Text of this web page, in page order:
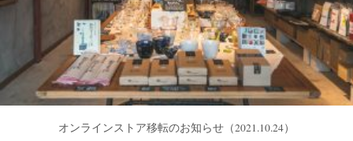
オンラインストア移転のお知らせ （2021.10.24）